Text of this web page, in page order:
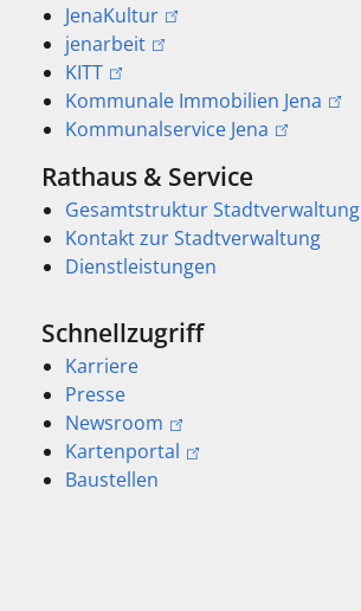
JenaKultur
jenarbeit
KITT
Kommunale Immobilien Jena
Kommunalservice Jena
Rathaus & Service
Gesamtstruktur Stadtverwaltung
Kontakt zur Stadtverwaltung
Dienstleistungen
Schnellzugriff
Karriere
Presse
Newsroom
Kartenportal
Baustellen